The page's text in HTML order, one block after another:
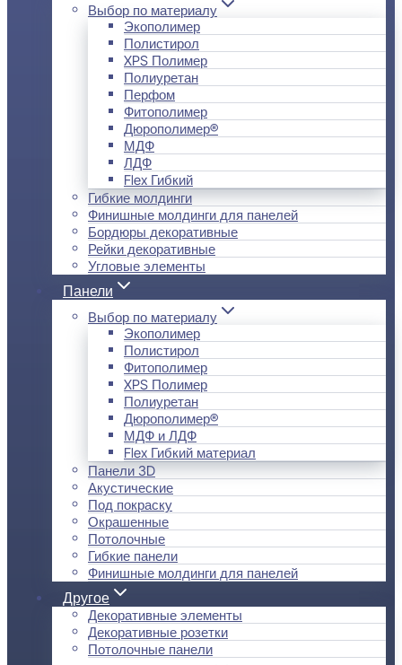
Выбор по материалу
Экополимер
Полистирол
XPS Полимер
Полиуретан
Перфом
Фитополимер
Дюрополимер®
МДФ
ЛДФ
Flex Гибкий
Гибкие молдинги
Финишные молдинги для панелей
Бордюры декоративные
Рейки декоративные
Угловые элементы
Панели
Выбор по материалу
Экополимер
Полистирол
Фитополимер
XPS Полимер
Полиуретан
Дюрополимер®
МДФ и ЛДФ
Flex Гибкий материал
Панели 3D
Акустические
Под покраску
Окрашенные
Потолочные
Гибкие панели
Финишные молдинги для панелей
Другое
Декоративные элементы
Декоративные розетки
Потолочные панели